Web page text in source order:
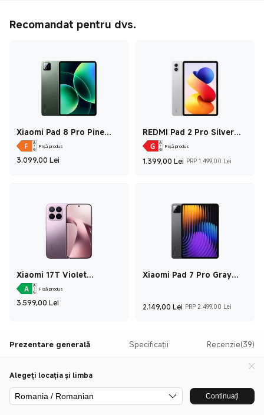
Recomandat pentru dvs.
Xiaomi Pad 8 Pro Pine
Green 8GB+256GB
Fișă produs
3.099,00 Lei Current Price Lei3.099
REDMI Pad 2 Pro Silver
8GB+256GB
Fișă produs
1.399,00 Lei Current Price
PRP 1.499,00 Lei
Xiaomi 17T Violet
12GB+256GB
Fișă produs
3.599,00 Lei Current Price Lei3.599
Xiaomi Pad 7 Pro Gray
2.149,00 Lei Current Price
PRP 2.499,00 Lei
Prezentare generală Specificații Recenzie(39)